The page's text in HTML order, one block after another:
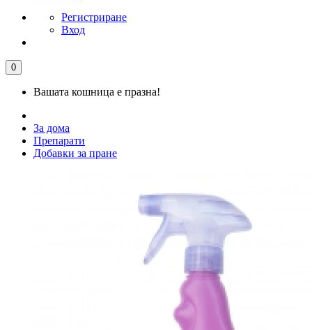
Регистриране
Вход
0
Вашата кошница е празна!
За дома
Препарати
Добавки за пране